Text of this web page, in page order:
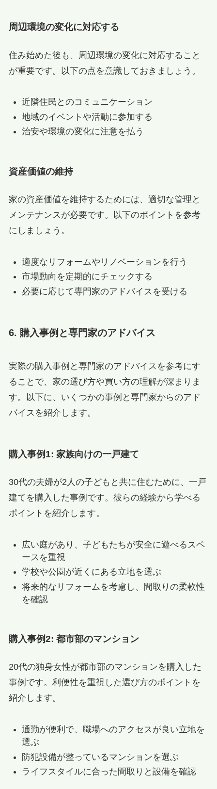
周辺環境の変化に対応する
住み始めた後も、周辺環境の変化に対応すること
が重要です。以下の点を意識しておきましょう。
近隣住民とのコミュニケーション
地域のイベントや活動に参加する
治安や環境の変化に注意を払う
資産価値の維持
家の資産価値を維持するためには、適切な管理と
メンテナンスが必要です。以下のポイントを参考
にしましょう。
適度なリフォームやリノベーションを行う
市場動向を定期的にチェックする
必要に応じて専門家のアドバイスを受ける
6. 購入事例と専門家のアドバイス
実際の購入事例と専門家のアドバイスを参考にす
ることで、家の選び方や買い方の理解が深まりま
す。以下に、いくつかの事例と専門家からのアド
バイスを紹介します。
購入事例1: 家族向けの一戸建て
30代の夫婦が2人の子どもと共に住むために、一戸
建てを購入した事例です。彼らの経験から学べる
ポイントを紹介します。
広い庭があり、子どもたちが安全に遊べるスペ
ースを重視
学校や公園が近くにある立地を選ぶ
将来的なリフォームを考慮し、間取りの柔軟性
を確認
購入事例2: 都市部のマンション
20代の独身女性が都市部のマンションを購入した
事例です。利便性を重視した選び方のポイントを
紹介します。
通勤が便利で、職場へのアクセスが良い立地を
選ぶ
防犯設備が整っているマンションを選ぶ
ライフスタイルに合った間取りと設備を確認